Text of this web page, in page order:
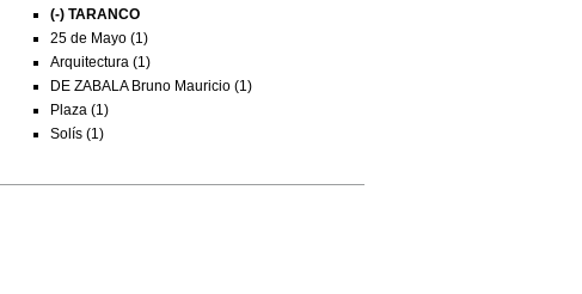
(-) TARANCO
25 de Mayo (1)
Arquitectura (1)
DE ZABALA Bruno Mauricio (1)
Plaza (1)
Solís (1)